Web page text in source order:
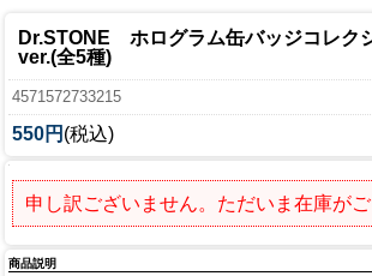
Dr.STONE ホログラム缶バッジコレ
ver.(全5種)
4571572733215
550円 (税込)
申し訳ございません。ただいま在庫がご
商品説明